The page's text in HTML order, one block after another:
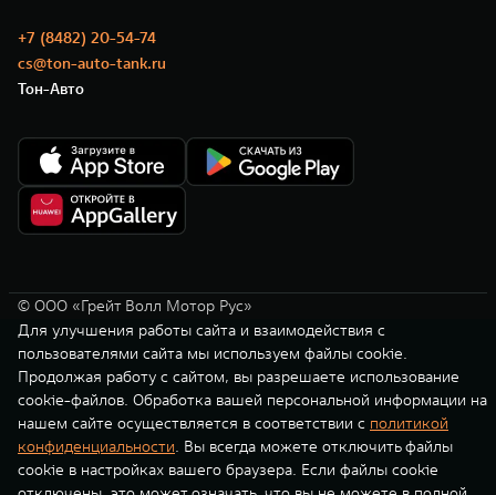
+7 (8482) 20-54-74
cs@ton-auto-tank.ru
Тон-Авто
© ООО «Грейт Волл Мотор Рус»
Для улучшения работы сайта и взаимодействия с
пользователями сайта мы используем файлы cookie.
Продолжая работу с сайтом, вы разрешаете использование
cookie-файлов. Обработка вашей персональной информации на
нашем сайте осуществляется в соответствии с политикой
конфиденциальности. Вы всегда можете отключить файлы
cookie в настройках вашего браузера. Если файлы cookie